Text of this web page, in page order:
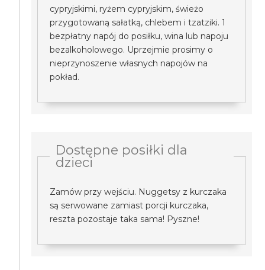
cypryjskimi, ryżem cypryjskim, świeżo
przygotowaną sałatką, chlebem i tzatziki. 1
bezpłatny napój do posiłku, wina lub napoju
bezalkoholowego. Uprzejmie prosimy o
nieprzynoszenie własnych napojów na
pokład.
Dostępne posiłki dla
dzieci
Zamów przy wejściu. Nuggetsy z kurczaka
są serwowane zamiast porcji kurczaka,
reszta pozostaje taka sama! Pyszne!